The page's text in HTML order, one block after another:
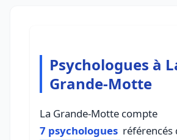
Psychologues à
Grande-Motte
La Grande-Motte compte
7 psychologues référencés